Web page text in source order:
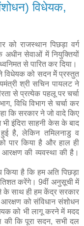
विधेयक,
को राजस्थान पिछड़ा वर्ग
अधीन सेवाओं में नियुक्तियों
से पारित कर दिया।
विधेयक को सदन मेें प्रस्तुत
श्री सचिन पायलट ने
से प्रत्येक पहलू पर चर्चा
विधि विभाग से चर्चा कर
कि सरकार ने जो वादे किए
इंदिरा साहनी केस के बाद
है, लेकिन तमिलनाडु व
पार किया है और हाल ही
की व्यवस्था की है।
किया है कि हम अति पिछड़ा
करेंगे। 9वीं अनुसूची में
के साथ ही हम केंद्र सरकार
को संविधान संशोधन
को भी लागू करने में मदद
की कि पूरा सदन, सभी दल